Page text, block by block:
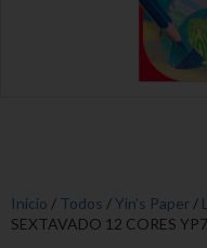
Início / Todos /Yin's Paper /
SEXTAVADO 12 CORES